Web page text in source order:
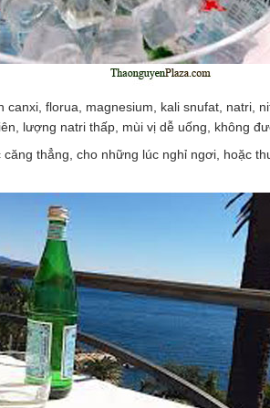
florua, magnesium, kali snufat, natri,
lượng natri thấp, mùi vị dễ uống, không
thẳng, cho những lúc nghỉ ngơi, hoặc